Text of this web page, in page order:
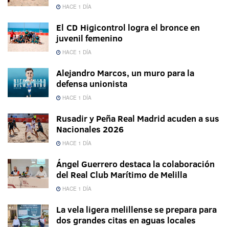
HACE 1 DÍA
El CD Higicontrol logra el bronce en
juvenil femenino
HACE 1 DÍA
Alejandro Marcos, un muro para la
defensa unionista
HACE 1 DÍA
Rusadir y Peña Real Madrid acuden a sus
Nacionales 2026
HACE 1 DÍA
Ángel Guerrero destaca la colaboración
del Real Club Marítimo de Melilla
HACE 1 DÍA
La vela ligera melillense se prepara para
dos grandes citas en aguas locales